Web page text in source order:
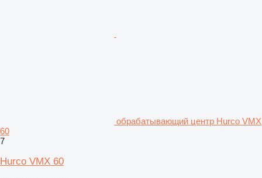
обрабатывающий центр Hurco VMX
60
7
Hurco VMX 60